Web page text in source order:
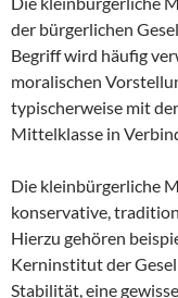
der bürgerlichen
Begriff wird häufig
moralischen
typischerweise mit
Mittelklasse in
Die kleinbürgerliche
konservative,
Hierzu gehören
Kerninstitut der
Stabilität, eine